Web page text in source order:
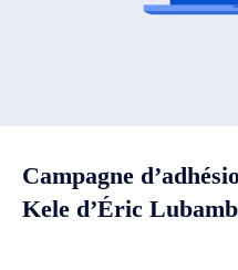
Campagne
Kele d’Éric